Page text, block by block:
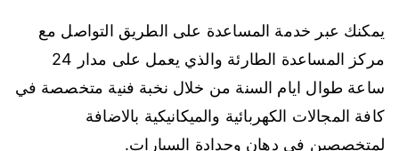
يمكنك عبر خدمة المساعدة على الطريق التواصل مع
مركز المساعدة الطارئة والذي يعمل على مدار 24
ساعة طوال ايام السنة من خلال نخبة فنية متخصصة في
كافة المجالات الكهربائية والميكانيكية بالاضافة
لمتخصصين في دهان وحدادة السيارات.